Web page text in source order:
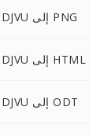
DJVU إلى PNG
DJVU إلى HTML
DJVU إلى ODT